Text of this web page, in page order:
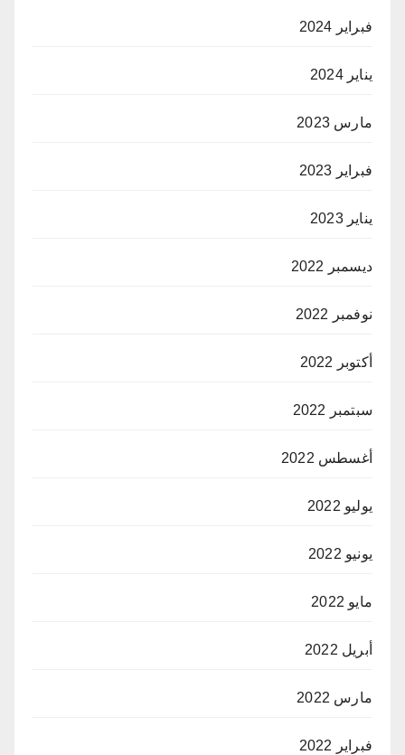
فبراير 2024
يناير 2024
مارس 2023
فبراير 2023
يناير 2023
ديسمبر 2022
نوفمبر 2022
أكتوبر 2022
سبتمبر 2022
أغسطس 2022
يوليو 2022
يونيو 2022
مايو 2022
أبريل 2022
مارس 2022
فبراير 2022